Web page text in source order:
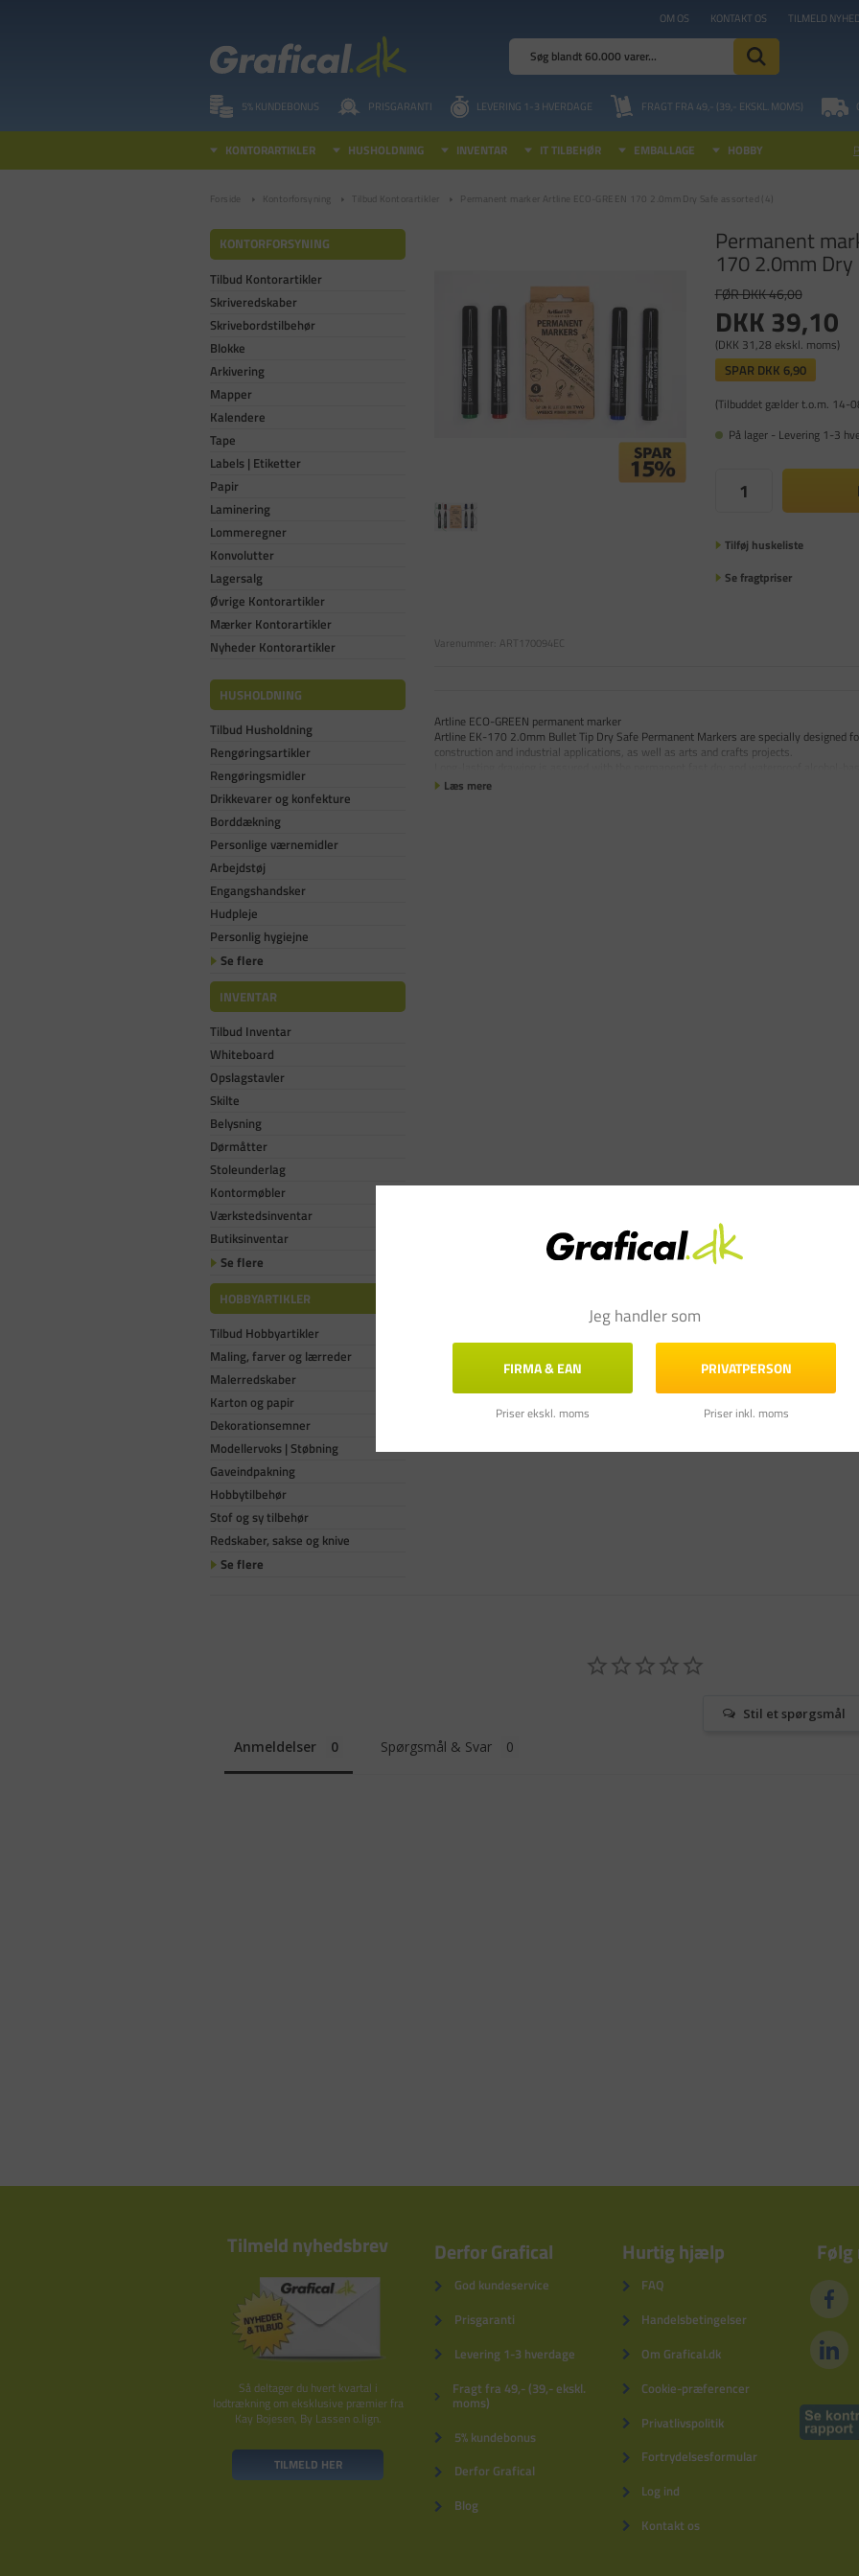
OM OS KONTAKT OS TILMELD
5% KUNDEBONUS PRISGARANTI LEVERING 1-3 HVERDAGE FRAGT FRA 49,- (39,- EKSKL. MOMS)
KONTORARTIKLER HUSHOLDNING INVENTAR IT TILBEHØR EMBALLAGE HOBBY
Forside Kontorforsyning Tilbud Kontorartikler Permanent marker Artline ECO-GREEN 170 2.0mm Dry Safe assorted (4)
KONTORFORSYNING
Tilbud Kontorartikler
Skriveredskaber
Skrivebordstilbehør
Blokke
Arkivering
Mapper
Kalendere
Tape
Labels | Etiketter
Papir
Laminering
Lommeregner
Konvolutter
Lagersalg
Øvrige Kontorartikler
Mærker Kontorartikler
Nyheder Kontorartikler
HUSHOLDNING
Tilbud Husholdning
Rengøringsartikler
Rengøringsmidler
Drikkevarer og konfekture
Borddækning
Personlige værnemidler
Arbejdstøj
Engangshandsker
Hudpleje
Personlig hygiejne
Se flere
INVENTAR
Tilbud Inventar
Whiteboard
Opslagstavler
Skilte
Belysning
Dørmåtter
Stoleunderlag
Kontormøbler
Værkstedsinventar
Butiksinventar
Se flere
HOBBYARTIKLER
Tilbud Hobbyartikler
Maling, farver og lærreder
Malerredskaber
Karton og papir
Dekorationsemner
Modellervoks | Støbning
Gaveindpakning
Hobbytilbehør
Stof og sy tilbehør
Redskaber, sakse og knive
Se flere
Permanent
170 2.0mm
FØR DKK 46,00
DKK 39,10
(DKK 31,28 ekskl. moms)
SPAR DKK 6,90
(Tilbuddet gælder t.o.m. 14-
På lager - Levering 1-3
Tilføj huskeliste
Se fragtpriser
Varenummer: ART170094EC
Artline ECO-GREEN permanent marker
Artline EK-170 2.0mm Bullet Tip Dry Safe Permanent Markers are specially designed
construction and industrial applications, as well as arts and crafts projects.
Læs mere
Stil et spørgsmål
Anmeldelser Spørgsmål & Svar
Tilmeld nyhedsbrev
Så deltager du hvert kvartal i
lodtrækning om eksklusive præmier fra
Kay Bojesen, By Lassen o.lign.
TILMELD HER
Derfor Grafical
God kundeservice
Prisgaranti
Levering 1-3 hverdage
Fragt fra 49,- (39,- ekskl.
moms)
5% kundebonus
Derfor Grafical
Blog
Hurtig hjælp
FAQ
Handelsbetingelser
Om Grafical.dk
Cookie-præferencer
Privatlivspolitik
Fortrydelsesformular
Log ind
Kontakt os
Følg
Jeg handler som
FIRMA & EAN
Priser ekskl. moms
PRIVATPERSON
Priser inkl. moms